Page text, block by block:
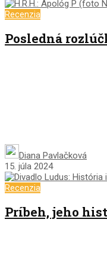
Recenzia
Posledná
Diana Pavlačková
15. júla 2024
Recenzia
Príbeh, jeho